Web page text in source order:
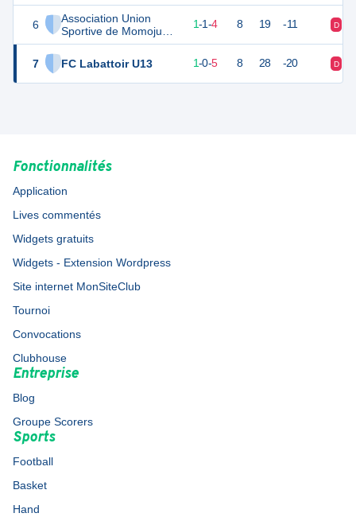
6
Association Union
Sportive de Momoju
U13
7
FC Labattoir U13
4 1-1-4 8 19 -11 D
3 1-0-5 8 28 -20 D
Fonctionnalités
Application
Lives commentés
Widgets gratuits
Widgets - Extension Wordpress
Site internet MonSiteClub
Tournoi
Convocations
Clubhouse
Entreprise
Blog
Groupe Scorers
Sports
Football
Basket
Hand